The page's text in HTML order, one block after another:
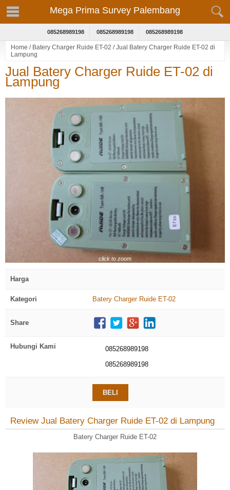
Mega Prima Survey Palembang
085268989198 085268989198 085268989198
Home / Batery Charger Ruide ET-02 /Jual Batery Charger Ruide ET-02 di
Lampung
Jual Batery Charger Ruide ET-02 di
Lampung
click to zoom
Harga
Kategori Batery Charger Ruide ET-02
Share
Hubungi Kami
085268989198
085268989198
BELI
Review Jual Batery Charger Ruide ET-02 di Lampung
Batery Charger Ruide ET-02